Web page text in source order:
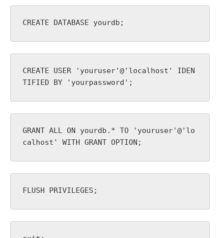
CREATE DATABASE yourdb;
CREATE USER 'youruser'@'localhost' IDEN
TIFIED BY 'yourpassword';
GRANT ALL ON yourdb.* TO 'youruser'@'lo
calhost' WITH GRANT OPTION;
FLUSH PRIVILEGES;